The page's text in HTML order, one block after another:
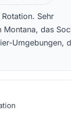
Sehr
Montana, das
Umgebungen,